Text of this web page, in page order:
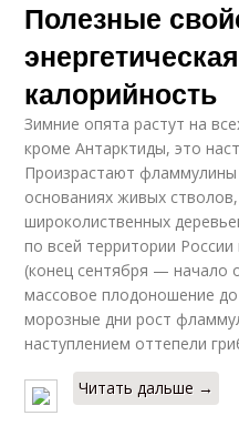
Полезные
калорийность
Зимние опята растут на
кроме Антарктиды, это
Произрастают
основаниях живых
широколиственных
по всей территории
(конец сентября — начало
массовое плодоношение
морозные дни рост
наступлением оттепели
Читать дальше →